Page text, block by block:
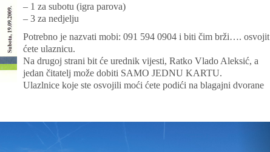
– 1 za subotu (igra parova)
– 3 za nedjelju
Potrebno je nazvati mobi: 091 594 0904 i biti čim brži…. osvojit
ćete ulaznicu.
Na drugoj strani bit će urednik vijesti, Ratko Vlado Aleksić, a
jedan čitatelj može dobiti SAMO JEDNU KARTU.
Ulazlnice koje ste osvojili moći ćete podići na blagajni dvorane